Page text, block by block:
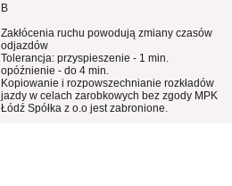
B
Zakłócenia ruchu powodują zmiany czasów
odjazdów
Tolerancja: przyspieszenie - 1 min.
opóźnienie - do 4 min.
Kopiowanie i rozpowszechnianie rozkładów
jazdy w celach zarobkowych bez zgody MPK
Łódź Spółka z o.o jest zabronione.